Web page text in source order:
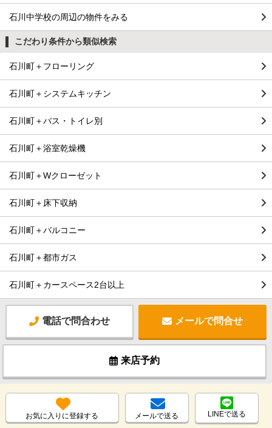
石川中学校の周辺の物件をみる
こだわり条件から類似検索
石川町＋フローリング
石川町＋システムキッチン
石川町＋バス・トイレ別
石川町＋浴室乾燥機
石川町＋Wクローゼット
石川町＋床下収納
石川町＋バルコニー
石川町＋都市ガス
石川町＋カースペース2台以上
電話で問合わせ メールで問合せ
来店予約
お気に入りに登録する メールで送る LINEで送る